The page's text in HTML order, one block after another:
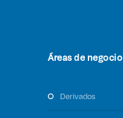
Áreas de negocio
derivados